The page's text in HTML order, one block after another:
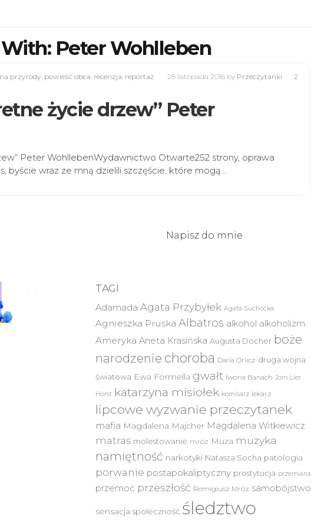
Peter Wohlleben
2
przyrody, powieść obca, recenzja, reportaż 28 listopada 2016 by Przeczytanki
życie drzew” Peter
Peter WohllebenWydawnictwo Otwarte252 strony, oprawa
byście wraz ze mną dzielili szczęście, które mogą…
Napisz do mnie
TAGI
Adamada Agata Przybyłek Agata Suchocka
Agnieszka Pruska Albatros alkohol alkoholizm
Ameryka Aneta Krasińska Augusta Docher boże
narodzenie choroba Daria Orlicz druga wojna
światowa Ewa Formella gwałt Iwona Banach Jorn Lier
Horst katarzyna misiołek komisarz lekarz
lipcowe wyzwanie przeczytanek
mafia Magdalena Majcher Magdalena Witkiewicz
matras molestowanie mróz Muza muzyka
namiętność narkotyki Natasza Socha patologia
porwanie postapokaliptyczny prostytucja przemiana
przemoc przeszłość Remigiusz Mróz samobójstwo
sensacja społeczność śledztwo